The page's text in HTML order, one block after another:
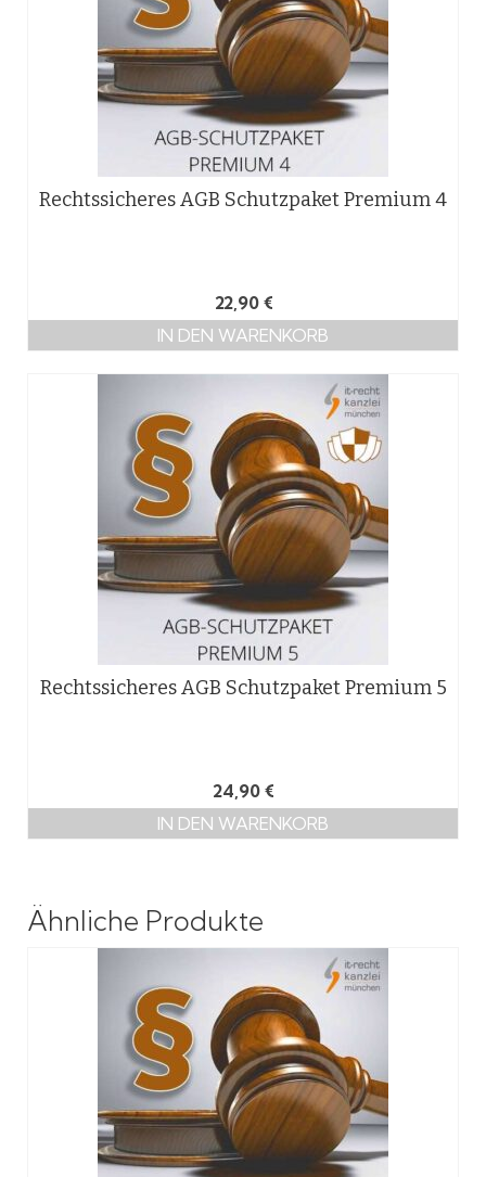
Rechtssicheres AGB Schutzpaket Premium 4
22,90 €
IN DEN WARENKORB
Rechtssicheres AGB Schutzpaket Premium 5
24,90 €
IN DEN WARENKORB
Ähnliche Produkte